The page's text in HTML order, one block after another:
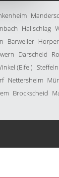
Hallschlag
Barweiler
Darscheid
(Eifel) Steffeln
Nettersheim
Brockscheid